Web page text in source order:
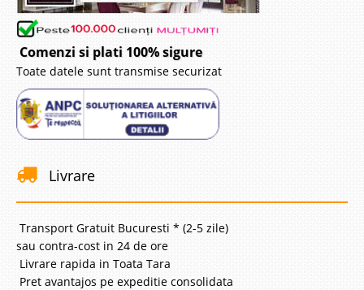
Comenzi si plati 100% sigure
Toate datele sunt transmise securizat
Livrare
Transport Gratuit Bucuresti * (2-5 zile)
sau contra-cost in 24 de ore
Livrare rapida in Toata Tara
Pret avantajos pe expeditie consolidata